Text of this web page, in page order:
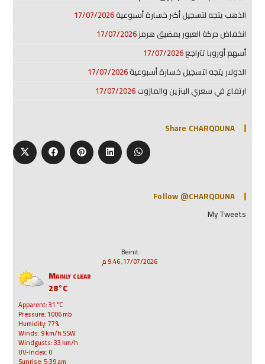
الذهب يتجه لتسجيل أكبر خسارة أسبوعية17/07/2026
انخفاض حركة العبور بمضيق هرمز17/07/2026
أسهم أوروبا تتراجع17/07/2026
الدولار يتجه لتسجيل خسارة أسبوعية17/07/2026
ارتفاع في سعري البنزين والمازوت17/07/2026
Share CHARQOUNA
Follow @CHARQOUNA
My Tweets
Beirut
17/07/2026, 9:46 م
Mainly clear
28°C
Apparent: 31°C
Pressure: 1006 mb
Humidity: 77%
Winds: 9 km/h SSW
Windgusts: 33 km/h
UV-Index: 0
Sunrise: 5:39 am